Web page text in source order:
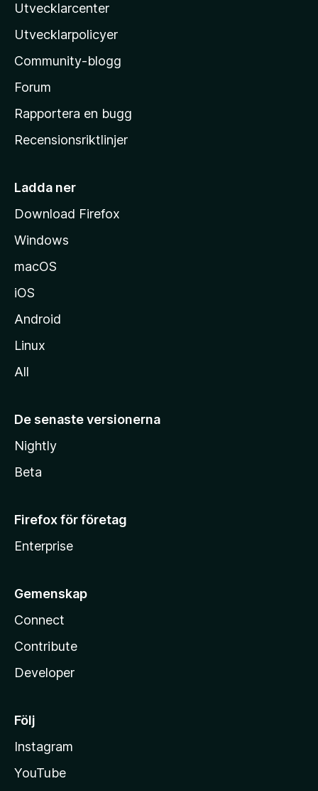
i
l
a
s
h
m
i
a
Utvecklarcenter
Utvecklarpolicyer
Community-blogg
Forum
Rapportera en bugg
Recensionsriktlinjer
Ladda ner
Download Firefox
Windows
macOS
iOS
Android
Linux
All
De senaste versionerna
Nightly
Beta
Firefox för företag
Enterprise
Gemenskap
Connect
Contribute
Developer
Följ
Instagram
YouTube